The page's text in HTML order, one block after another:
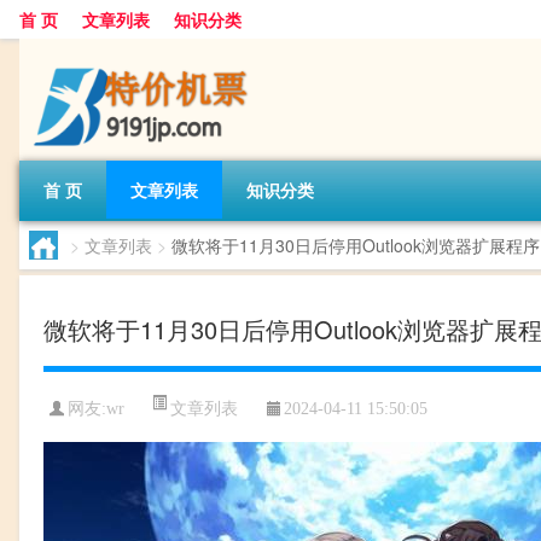
首 页 文章列表 知识分类
首 页 文章列表 知识分类
> 文章列表 > 微软将于11月30日后停用Outlook浏览器扩展程序
微软将于11月30日后停用Outlook浏览器扩展
网友:wr 文章列表 2024-04-11 15:50:05